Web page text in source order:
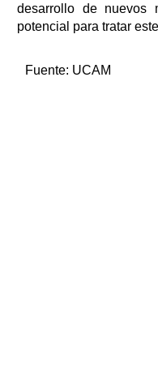
desarrollo de nuevos
potencial para tratar
Fuente: UCAM